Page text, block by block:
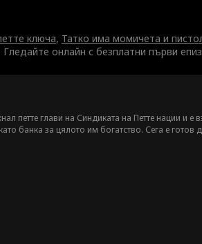
ключа, Татко има момичета и
онлайн с безплатни първи
петте глави на Синдиката на Петте нации и е
банка за цялото им богатство. Сега е готов